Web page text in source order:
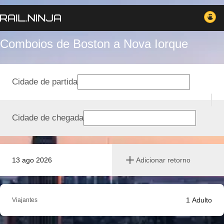
Comboios de Boston a Nova Iorque
13 ago 2026 Adicionar retorno
Cidade de partida
Cidade de chegada
Viajantes 1 Adulto